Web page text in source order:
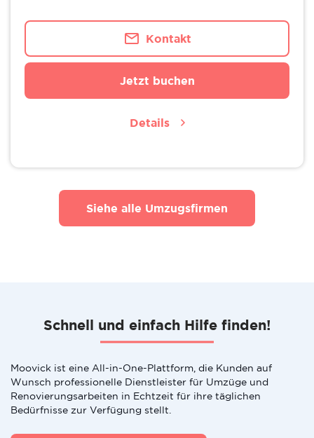
Kontakt
Jetzt buchen
Details
Siehe alle Umzugsfirmen
Schnell und einfach Hilfe finden!
Moovick ist eine All-in-One-Plattform, die Kunden auf
Wunsch professionelle Dienstleister für Umzüge und
Renovierungsarbeiten in Echtzeit für ihre täglichen
Bedürfnisse zur Verfügung stellt.